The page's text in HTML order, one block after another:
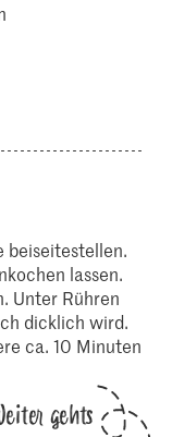
beiseitestellen.
lassen.
Unter Rühren
dicklich wird.
ca. 10 Minuten
gehts